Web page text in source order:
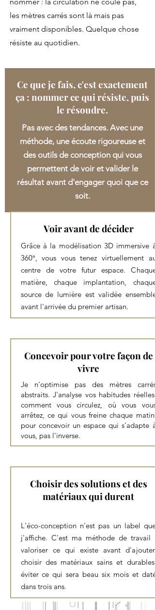
les mètres carrés sont là mais pas
vraiment disponibles. Quelque chose
résiste au quotidien.
Ce que je fais, c'est exactement
ça : nommer ce qui résiste, puis
le résoudre.
Pas avec des tendances. Avec une
méthode, une écoute rigoureuse et
des outils de conception qui vous
permettent de voir et valider le
résultat avant d'engager quoi que ce
soit.
Voir avant de décider
Grâce à la modélisation 3D immersive à
360°, vous vous tenez virtuellement au
centre de votre futur espace. Chaque
matière, chaque implantation, chaque
source de lumière est validée ensemble
avant l'arrivée du premier artisan.
Concevoir pour votre façon de
vivre
Je n'optimise pas des mètres carrés
abstraits. J'analyse vos habitudes réelles,
comment vous circulez, où vous vous
arrêtez, ce qui vous freine chaque matin,
pour concevoir un espace qui s'adapte à
vous, pas l'inverse.
Choisir des solutions et des
matériaux qui durent
L'éco-conception n'est pas un label que
j'affiche. C'est ma méthode de travail :
valoriser ce qui existe avant d'ajouter,
choisir des matériaux sains et durables,
éviter ce qui sera beau six mois et daté
dans trois ans.